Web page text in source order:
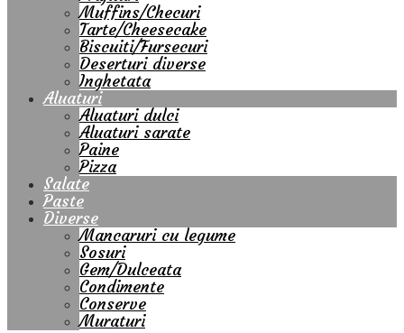
Muffins/Checuri
Tarte/Cheesecake
Biscuiti/Fursecuri
Deserturi diverse
Inghetata
Aluaturi
Aluaturi dulci
Aluaturi sarate
Paine
Pizza
Salate
Paste
Diverse
Mancaruri cu legume
Sosuri
Gem/Dulceata
Condimente
Conserve
Muraturi